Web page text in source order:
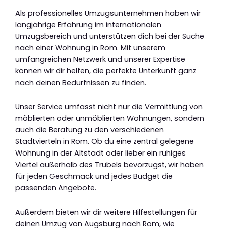
Als professionelles Umzugsunternehmen haben wir
langjährige Erfahrung im internationalen
Umzugsbereich und unterstützen dich bei der Suche
nach einer Wohnung in Rom. Mit unserem
umfangreichen Netzwerk und unserer Expertise
können wir dir helfen, die perfekte Unterkunft ganz
nach deinen Bedürfnissen zu finden.
Unser Service umfasst nicht nur die Vermittlung von
möblierten oder unmöblierten Wohnungen, sondern
auch die Beratung zu den verschiedenen
Stadtvierteln in Rom. Ob du eine zentral gelegene
Wohnung in der Altstadt oder lieber ein ruhiges
Viertel außerhalb des Trubels bevorzugst, wir haben
für jeden Geschmack und jedes Budget die
passenden Angebote.
Außerdem bieten wir dir weitere Hilfestellungen für
deinen Umzug von Augsburg nach Rom, wie